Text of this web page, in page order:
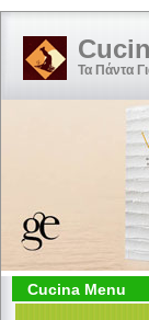
Τα Πάντα
Cucina Menu